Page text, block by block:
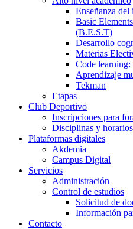
Enseñanza del
Basic
(B.E.S.T)
Desarrollo
Materias
Code learning:
Aprendizaje
Tekman
Etapas
Club Deportivo
Inscripciones para
Disciplinas y horarios
Plataformas digitales
Akdemia
Campus Digital
Servicios
Administración
Control de estudios
Solicitud de
Información
Contacto